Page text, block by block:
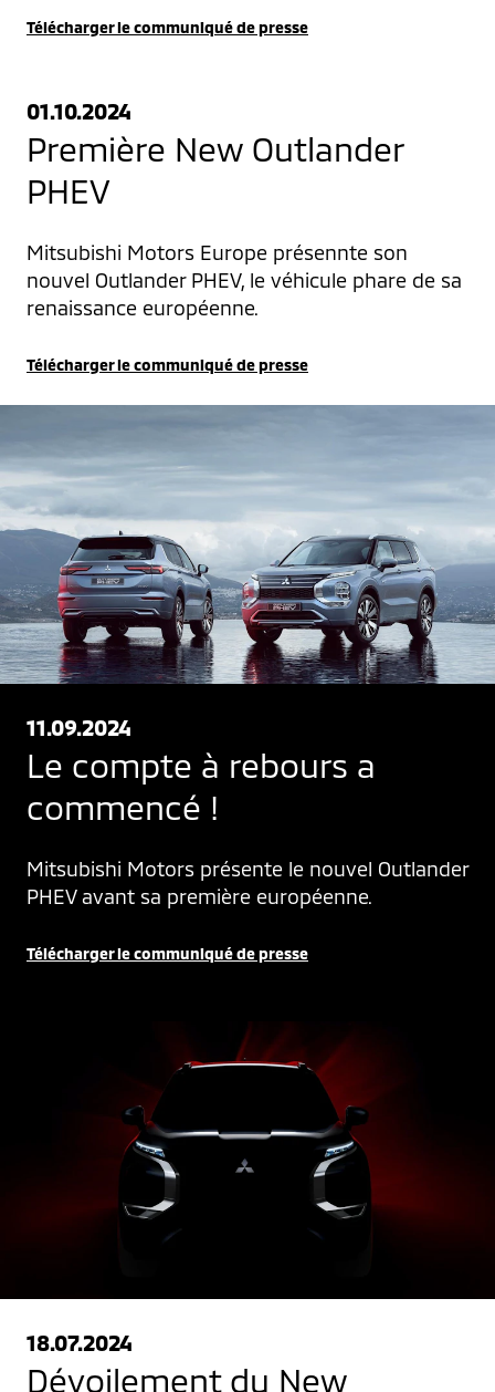
Télécharger le communiqué de presse
01.10.2024
Première New Outlander
PHEV
Mitsubishi Motors Europe présennte son
nouvel Outlander PHEV, le véhicule phare de sa
renaissance européenne.
Télécharger le communiqué de presse
11.09.2024
Le compte à rebours a
commencé !
Mitsubishi Motors présente le nouvel Outlander
PHEV avant sa première européenne.
Télécharger le communiqué de presse
18.07.2024
Dévoilement du New